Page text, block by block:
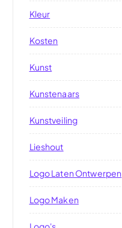
Kleur
Kosten
Kunst
Kunstenaars
Kunstveiling
Lieshout
Logo Laten Ontwerpen
Logo Maken